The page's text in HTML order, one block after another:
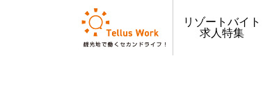
リゾートバイト
求人特集